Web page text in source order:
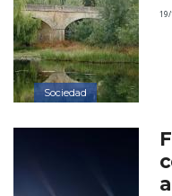
Sociedad